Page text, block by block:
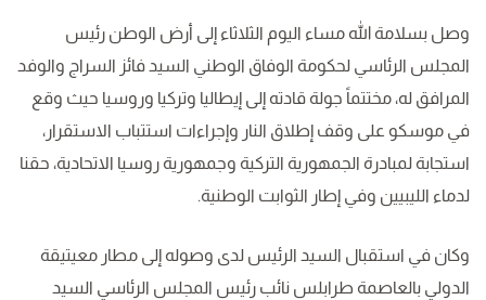
وصل بسلامة الله مساء اليوم الثلاثاء إلى أرض الوطن رئيس
المجلس الرئاسي لحكومة الوفاق الوطني السيد فائز السراج والوفد
المرافق له، مختتماً جولة قادته إلى إيطاليا وتركيا وروسيا حيث وقع
في موسكو على وقف إطلاق النار وإجراءات استتباب الاستقرار،
استجابة لمبادرة الجمهورية التركية وجمهورية روسيا الاتحادية، حقنا
لدماء الليبيين وفي إطار الثوابت الوطنية.
وكان في استقبال السيد الرئيس لدى وصوله إلى مطار معيتيقة
الدولي بالعاصمة طرابلس نائب رئيس المجلس الرئاسي السيد